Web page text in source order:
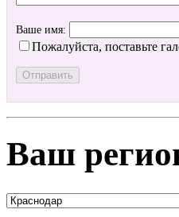
Ваше имя:
Пожалуйста, поставьте
Ваш